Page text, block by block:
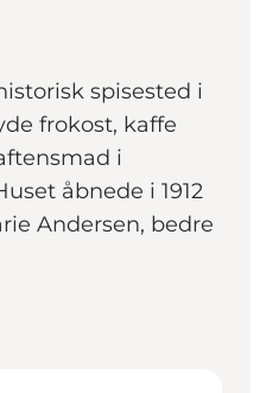
spisested i
frokost, kaffe
i
åbnede i 1912
Andersen, bedre